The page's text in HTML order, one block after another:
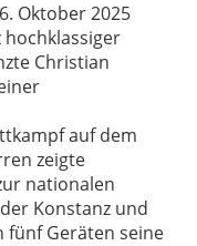
Oktober 2025
Christian
auf dem
zeigte
nationalen
Konstanz und
fünf Geräten seine